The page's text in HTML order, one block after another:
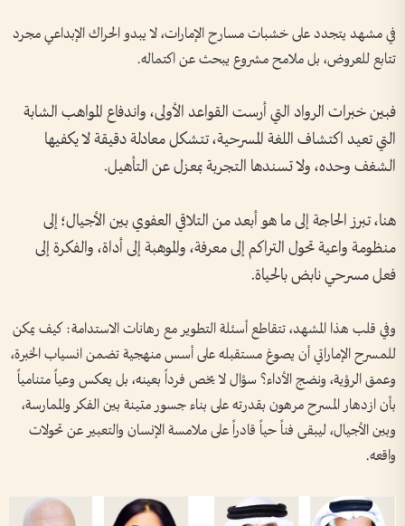
في مشهد يتجدد على خشبات مسارح الإمارات، لا يبدو الحراك الإبداعي مجرد
تتابع للعروض، بل ملامح مشروع يبحث عن اكتماله.
فبين خبرات الرواد التي أرست القواعد الأولى، واندفاع المواهب الشابة
التي تعيد اكتشاف اللغة المسرحية، تتشكل معادلة دقيقة لا يكفيها
الشغف وحده، ولا تسندها التجربة بمعزل عن التأهيل.
هنا، تبرز الحاجة إلى ما هو أبعد من التلاقي العفوي بين الأجيال؛ إلى
منظومة واعية تحول التراكم إلى معرفة، والموهبة إلى أداة، والفكرة إلى
فعل مسرحي نابض بالحياة.
وفي قلب هذا المشهد، تتقاطع أسئلة التطوير مع رهانات الاستدامة: كيف يمكن
للمسرح الإماراتي أن يصوغ مستقبله على أسس منهجية تضمن انسياب الخبرة،
وعمق الرؤية، ونضج الأداء؟ سؤال لا يخص فرداً بعينه، بل يعكس وعياً متنامياً
بأن ازدهار المسرح مرهون بقدرته على بناء جسور متينة بين الفكر والممارسة،
وبين الأجيال، ليبقى فناً حياً قادراً على ملامسة الإنسان والتعبير عن تحولات
واقعه.